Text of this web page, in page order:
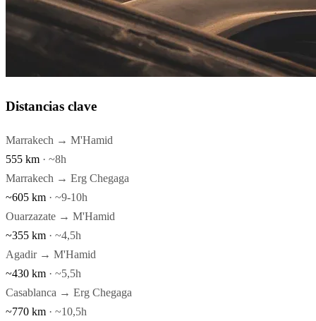
Distancias clave
Marrakech → M'Hamid
555 km · ~8h
Marrakech → Erg Chegaga
~605 km · ~9-10h
Ouarzazate → M'Hamid
~355 km · ~4,5h
Agadir → M'Hamid
~430 km · ~5,5h
Casablanca → Erg Chegaga
~770 km · ~10,5h